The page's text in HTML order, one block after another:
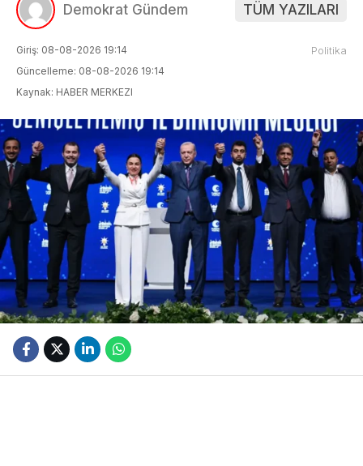
Demokrat Gündem TÜM YAZILARI
Giriş: 08-08-2026 19:14
Güncelleme: 08-08-2026 19:14
Kaynak: HABER MERKEZI
Politika